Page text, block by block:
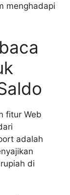
menghadapi
fitur Web
adalah
di